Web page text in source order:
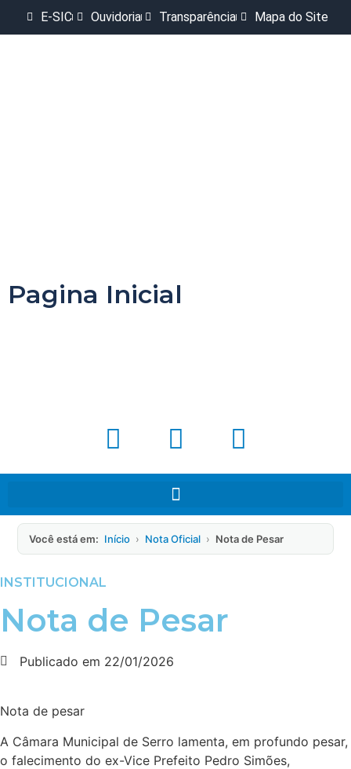
E-SIC Ouvidoria Transparência Mapa do Site
Pagina Inicial
Você está em: Início › Nota Oficial › Nota de Pesar
INSTITUCIONAL
Nota de Pesar
Publicado em 22/01/2026
Nota de pesar
A Câmara Municipal de Serro lamenta, em profundo pesar,
o falecimento do ex-Vice Prefeito Pedro Simões,